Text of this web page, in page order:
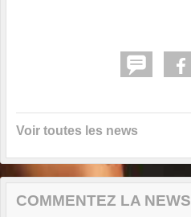
Voir toutes les news
COMMENTEZ LA NEWS